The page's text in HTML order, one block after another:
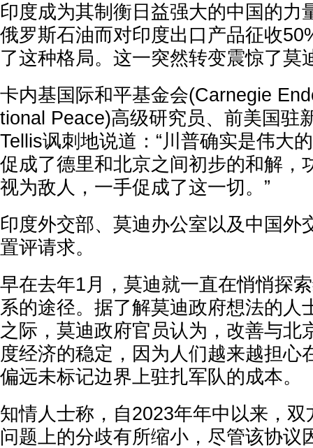
印度成为其制衡日益强大的中国的力
俄罗斯石油而对印度出口产品征收
了这种格局。这一突然转变震惊了莫
卡内基国际和平基金会(Carnegie
tional Peace)高级研究员、前美国驻
Tellis讽刺地说道：“川普确实是伟
促成了德里和北京之间初步的和解，
视为敌人，一手促成了这一切。”
印度外交部、莫迪办公室以及中国外
置评请求。
早在去年1月，莫迪就一直在悄悄探
系的途径。据了解莫迪政府想法的人
之际，莫迪政府官员认为，改善与北
度经济的稳定，因为人们越来越担心
偏远未标记边界上驻扎军队的成本。
知情人士称，自2023年年中以来，
问题上的分歧有所缩小，尽管该协议